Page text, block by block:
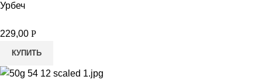
Урбеч
229,00 Р
КУПИТЬ